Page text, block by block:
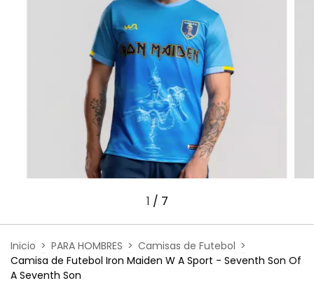
1 / 7
Inicio > PARA HOMBRES > Camisas de Futebol >
Camisa de Futebol Iron Maiden W A Sport - Seventh Son Of
A Seventh Son